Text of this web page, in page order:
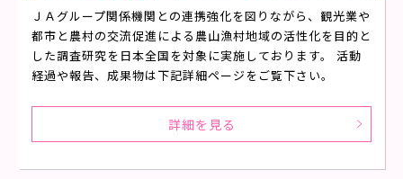
ＪＡグループ関係機関との連携強化を図りながら、観光業や
都市と農村の交流促進による農山漁村地域の活性化を目的と
した調査研究を日本全国を対象に実施しております。 活動
経過や報告、成果物は下記詳細ページをご覧下さい。
詳細を見る